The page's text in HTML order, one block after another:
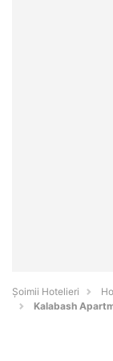
Șoimii Hotelieri
Kalabash